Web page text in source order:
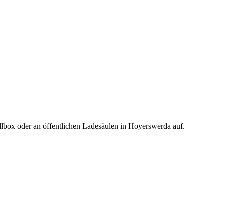
oder an öffentlichen Ladesäulen in Hoyerswerda auf.